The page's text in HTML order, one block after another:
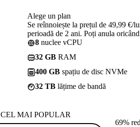
Alege un plan
Se reînnoiește la prețul de 49,99 €/
perioadă de 2 ani. Poți anula
8 nuclee vCPU
32 GB RAM
400 GB spațiu de disc NVMe
32 TB lățime de bandă
CEL MAI POPULAR
69%